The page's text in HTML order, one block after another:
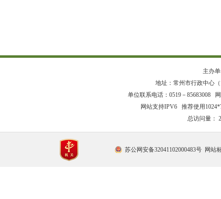
主办
地址：常州市行政中心
单位联系电话：0519－85683008
网站支持IPV6 推荐使用
总访问量：
苏公网安备32041102000483号 网站